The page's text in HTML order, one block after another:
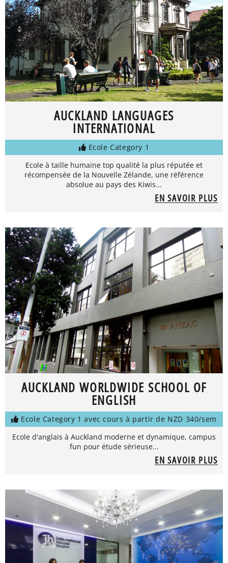
AUCKLAND LANGUAGES
INTERNATIONAL
Ecole Category 1
Ecole à taille humaine top qualité la plus réputée et
récompensée de la Nouvelle Zélande, une référence
absolue au pays des Kiwis...
EN SAVOIR PLUS
AUCKLAND WORLDWIDE SCHOOL OF
ENGLISH
Ecole Category 1 avec cours à partir de NZD 340/sem
Ecole d'anglais à Auckland moderne et dynamique, campus
fun pour étude sérieuse...
EN SAVOIR PLUS